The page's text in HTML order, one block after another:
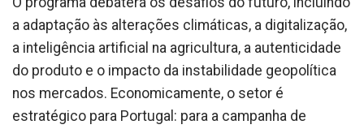
a adaptação às alterações climáticas, a digitalização,
a inteligência artificial na agricultura, a autenticidade
do produto e o impacto da instabilidade geopolítica
nos mercados. Economicamente, o setor é
estratégico para Portugal: para a campanha de